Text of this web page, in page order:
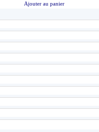
Ajouter au panier